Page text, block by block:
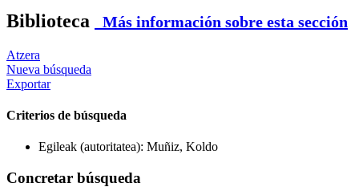
Biblioteca Más información sobre esta sección
Atzera
Nueva búsqueda
Exportar
Criterios de búsqueda
Egileak (autoritatea): Muñiz, Koldo
Concretar búsqueda